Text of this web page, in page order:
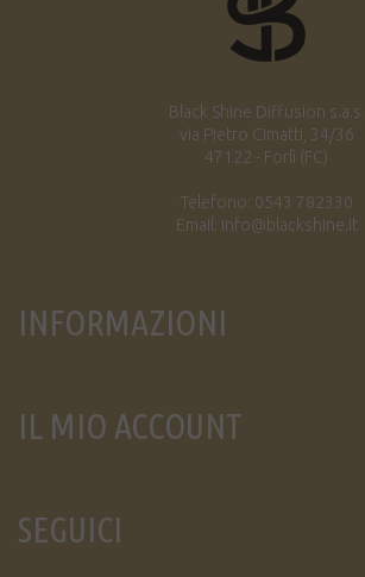
Black Shine Diffusion s.a.s.
via Pietro Cimatti, 34/36
47122 - Forlì (FC)
Telefono: 0543 782330
Email: info@blackshine.it
INFORMAZIONI
IL MIO ACCOUNT
SEGUICI